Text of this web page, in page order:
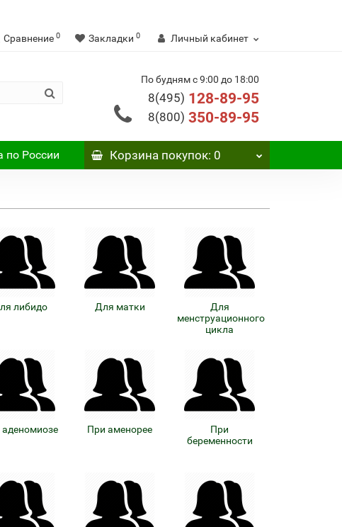
Сравнение 0 Закладки 0 Личный кабинет
По будням с 9:00 до 18:00
8(495) 128-89-95
8(800) 350-89-95
по России Корзинапокупок: 0
либидо Для матки
Для
менструационного
цикла
При аменорее
При
беременности